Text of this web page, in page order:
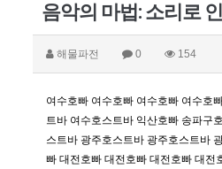
음악의 마법: 소리로
해물파전 0 154
여수호빠 여수호빠 여수호빠 여수호
트바 여수호스트바 익산호빠 송파구
스트바 광주호스트바 광주호스트바
빠 대전호빠 대전호빠 대전호빠 대전